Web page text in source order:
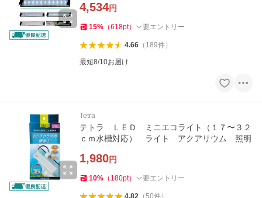
4,534円
15% （618pt） 要エントリー
4.66（ 189件）
最短8/10お届け
Tetra
テトラ ＬＥＤ ミニエコライト（１７〜３２
ｃｍ水槽対応） ライト アクアリウム 照明
1,980円
10% （ 180pt） 要エントリー
4.82（50件）